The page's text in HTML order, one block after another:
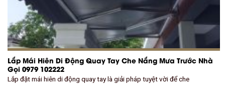
Lắp Mái Hiên Di Động Quay Tay Che Nắng Mưa Trước Nhà
Gọi 0979 102222
Lắp đặt mái hiên di động quay tay là giải pháp tuyệt vời để che